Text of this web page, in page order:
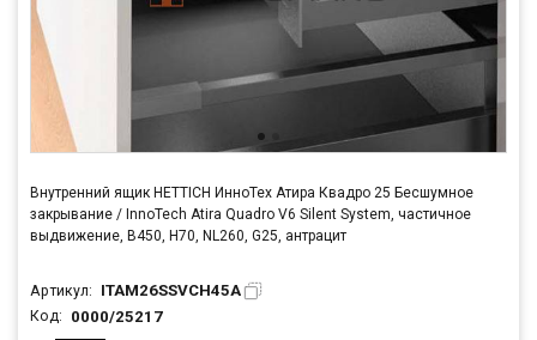
Внутренний ящик HETTICH ИнноТех Атира Квадро 25 Бесшумное
закрывание / InnoTech Atira Quadro V6 Silent System, частичное
выдвижение, B450, H70, NL260, G25, антрацит
Артикул: ITAM26SSVCH45A
Код: 0000/25217